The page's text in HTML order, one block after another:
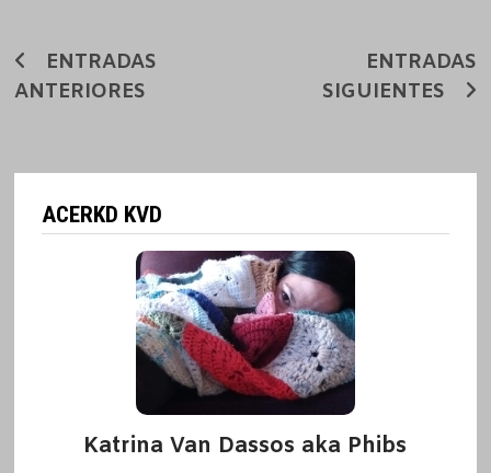
Navegación
de
ENTRADAS
ANTERIORES
ENTRADAS
SIGUIENTES
ACERKD KVD
Katrina Van Dassos aka Phibs